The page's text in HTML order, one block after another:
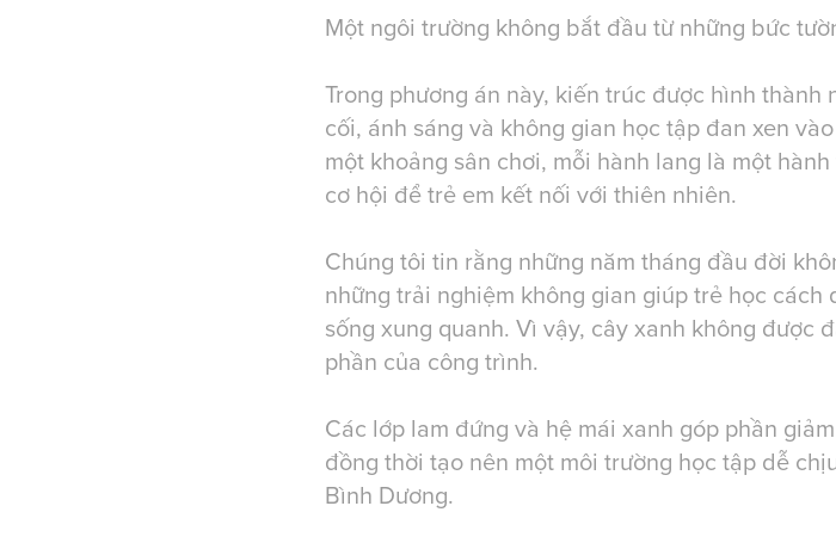
Một ngôi trường không bắt đầu từ những bức
Trong phương án này, kiến trúc được hình
cối, ánh sáng và không gian học tập đan xen
một khoảng sân chơi, mỗi hành lang là một
cơ hội để trẻ em kết nối với thiên nhiên.
Chúng tôi tin rằng những năm tháng đầu đời
những trải nghiệm không gian giúp trẻ học cách
sống xung quanh. Vì vậy, cây xanh không được
phần của công trình.
Các lớp lam đứng và hệ mái xanh góp phần
đồng thời tạo nên một môi trường học tập dễ
Bình Dương.